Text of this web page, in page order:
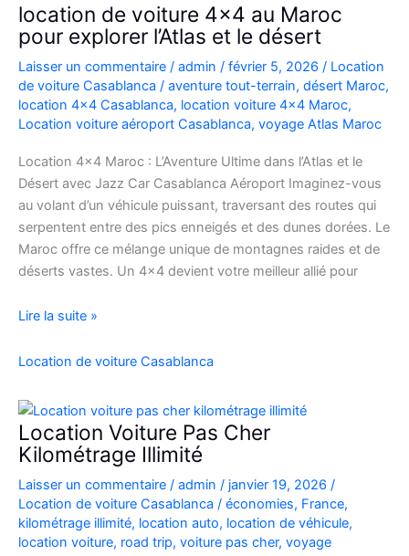
location de voiture 4×4 au Maroc
pour explorer l’Atlas et le désert
Laisser un commentaire / admin / février 5, 2026 / Location
de voiture Casablanca / aventure tout-terrain, désert Maroc,
location 4x4 Casablanca, location voiture 4x4 Maroc,
Location voiture aéroport Casablanca, voyage Atlas Maroc
Location 4×4 Maroc : L’Aventure Ultime dans l’Atlas et le
Désert avec Jazz Car Casablanca Aéroport Imaginez-vous
au volant d’un véhicule puissant, traversant des routes qui
serpentent entre des pics enneigés et des dunes dorées. Le
Maroc offre ce mélange unique de montagnes raides et de
déserts vastes. Un 4×4 devient votre meilleur allié pour
location
voiture
au
Maroc
pour
explorer
l’Atlas
et
le
Lire la suite »
Location de voiture Casablanca
Location Voiture Pas Cher
Kilométrage Illimité
Laisser un commentaire / admin / janvier 19, 2026 /
Location de voiture Casablanca / économies, France,
kilométrage illimité, location auto, location de véhicule,
location voiture, road trip, voiture pas cher, voyage